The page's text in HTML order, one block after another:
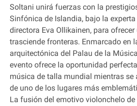
Soltani unirá fuerzas con la
Sinfónica de Islandia, bajo la
directora Eva Ollikainen, para
trasciende fronteras. Enmarcado en
arquitectónica del Palau de la
evento ofrece la oportunidad
música de talla mundial mientras se
de uno de los lugares más
La fusión del emotivo violonchelo